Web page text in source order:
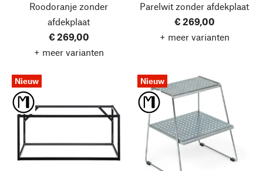
Roodoranje zonder
afdekplaat
€ 269,00
+ meer varianten
Parelwit zonder afdekplaat
€ 269,00
+ meer varianten
Nieuw Nieuw